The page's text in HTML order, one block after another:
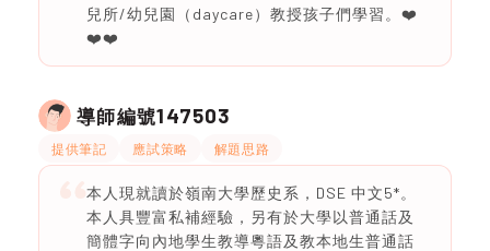
兒所/幼兒園（daycare）教授孩子們學習。❤️
❤️❤️
導師編號147503
提供筆記 應試策略 解題思路
本人現就讀於嶺南大學歷史系，DSE 中文5*。
本人具豐富私補經驗，另有於大學以普通話及
簡體字向內地學生教導粵語及教本地生普通話